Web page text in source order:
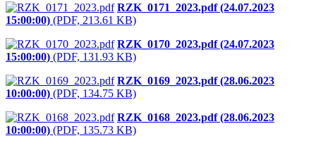
RZK_0171_2023.pdf (24.07.2023
15:00:00) (PDF, 213.61 KB)
RZK_0170_2023.pdf (24.07.2023
15:00:00) (PDF, 131.93 KB)
RZK_0169_2023.pdf (28.06.2023
10:00:00) (PDF, 134.75 KB)
RZK_0168_2023.pdf (28.06.2023
10:00:00) (PDF, 135.73 KB)